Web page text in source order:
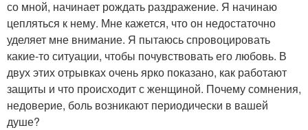
со мной, начинает рождать раздражение. Я начинаю
цепляться к нему. Мне кажется, что он недостаточно
уделяет мне внимание. Я пытаюсь спровоцировать
какие-то ситуации, чтобы почувствовать его любовь. В
двух этих отрывках очень ярко показано, как работают
защиты и что происходит с женщиной. Почему сомнения,
недоверие, боль возникают периодически в вашей
душе?